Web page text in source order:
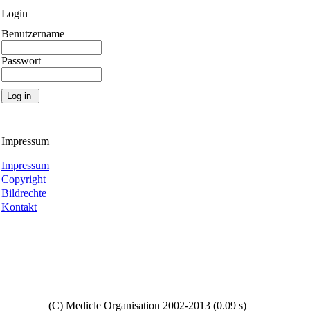
Login
Benutzername
Passwort
Impressum
Impressum
Copyright
Bildrechte
Kontakt
(C) Medicle Organisation 2002-2013 (0.09 s)